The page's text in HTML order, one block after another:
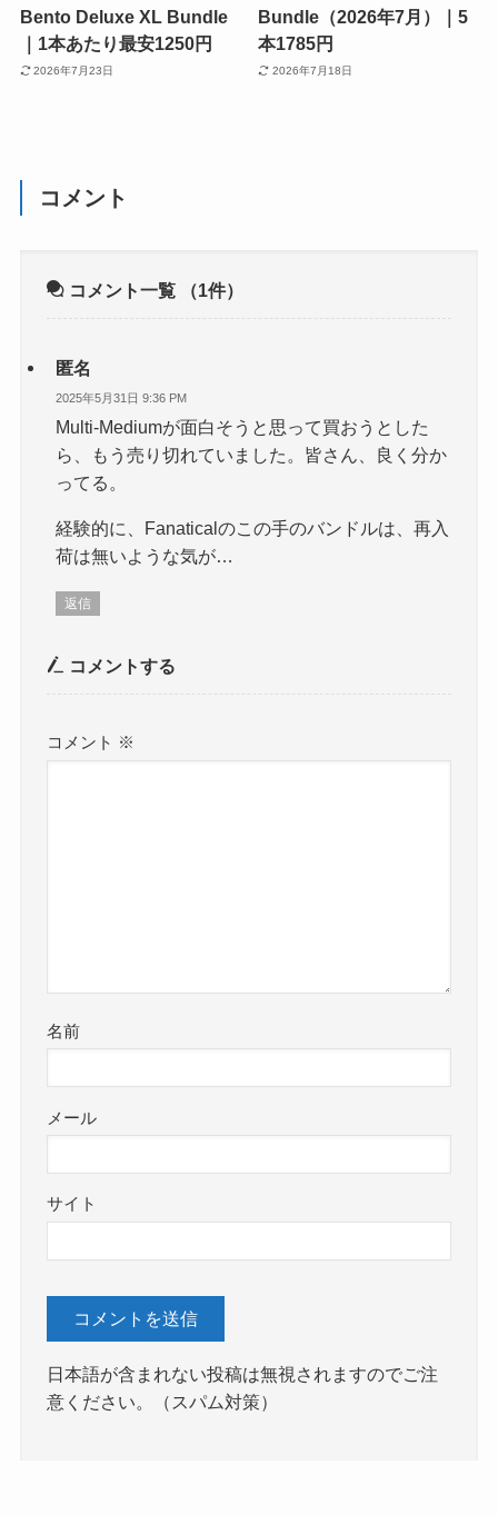
Bento Deluxe XL Bundle
｜1本あたり最安1250円
2026年7月23日
Bundle（2026年7月）｜5
本1785円
2026年7月18日
コメント
コメント一覧 （1件）
匿名
2025年5月31日 9:36 PM
Multi-Mediumが面白そうと思って買おうとした
ら、もう売り切れていました。皆さん、良く分か
ってる。
経験的に、Fanaticalのこの手のバンドルは、再入
荷は無いような気が…
返信
コメントする
コメント ※
名前
メール
サイト
日本語が含まれない投稿は無視されますのでご注
意ください。（スパム対策）